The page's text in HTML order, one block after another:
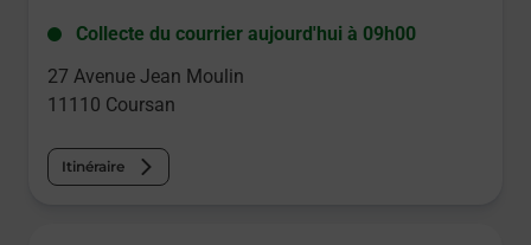
Collecte du courrier aujourd'hui à 09h00
27 Avenue Jean Moulin
11110 Coursan
Itinéraire